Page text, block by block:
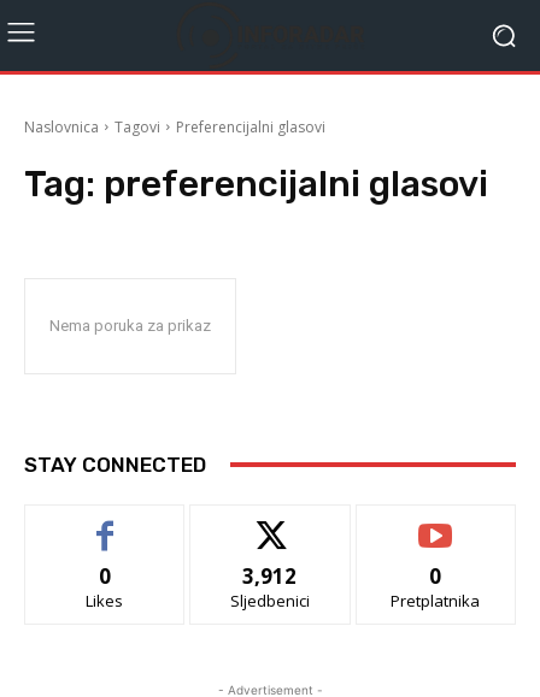
Naslovnica Tagovi Preferencijalni glasovi
Tag: preferencijalni glasovi
Nema poruka za prikaz
STAY CONNECTED
0
Likes
3,912
Sljedbenici
0
Pretplatnika
- Advertisement -